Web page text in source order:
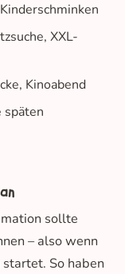
XXL-
Kinoabend
späten
sollte
– also wenn
So haben